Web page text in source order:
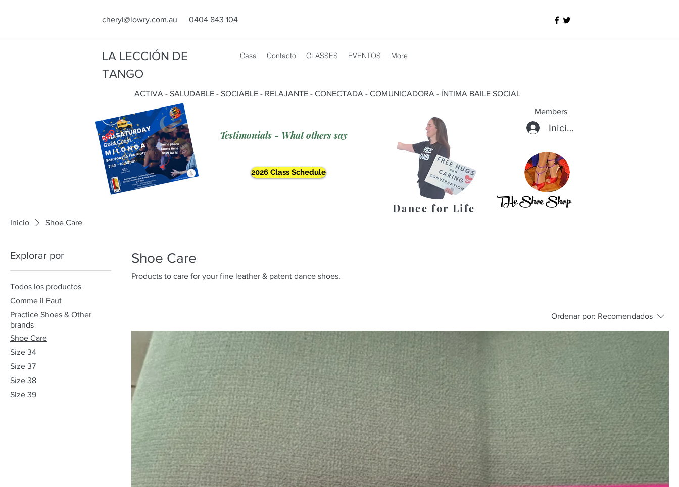
cheryl@lowry.com.au 0404 843 104
LA LECCIÓN DE
TANGO
Casa Contacto CLASSES EVENTOS More
ACTIVA - SALUDABLE - SOCIABLE - RELAJANTE - CONECTADA - COMUNICADORA - ÍNTIMA BAILE SOCIAL
Testimonials - What others say
2026 Class Schedule
Dance for Life
Members
Iniciar sesión
THe Shoe Shop
Inicio Shoe Care
Explorar por
Todos los productos
Comme il Faut
Practice Shoes & Other
brands
Shoe Care
Size 34
Size 37
Size 38
Size 39
Shoe Care
Products to care for your fine leather & patent dance shoes.
Ordenar por: Recomendados